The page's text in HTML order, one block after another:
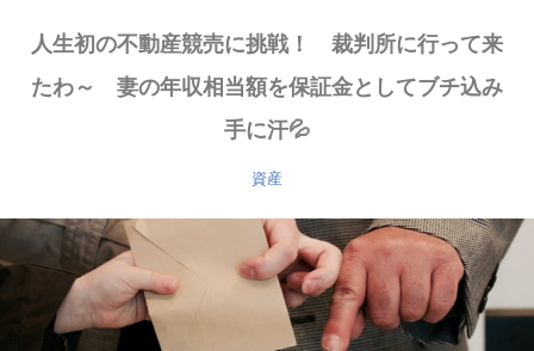
人生初の不動産競売に挑戦！ 裁判所に行って来
たわ～ 妻の年収相当額を保証金としてブチ込み
手に汗💦
資産